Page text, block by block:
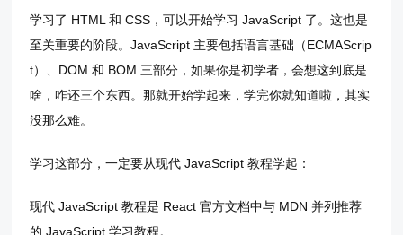
学习了 HTML 和 CSS，可以开始学习 JavaScript 了。这也是
至关重要的阶段。JavaScript 主要包括语言基础（ECMAScrip
t）、DOM 和 BOM 三部分，如果你是初学者，会想这到底是
啥，咋还三个东西。那就开始学起来，学完你就知道啦，其实
没那么难。
学习这部分，一定要从现代 JavaScript 教程学起：
现代 JavaScript 教程是 React 官方文档中与 MDN 并列推荐
的 JavaScript 学习教程。